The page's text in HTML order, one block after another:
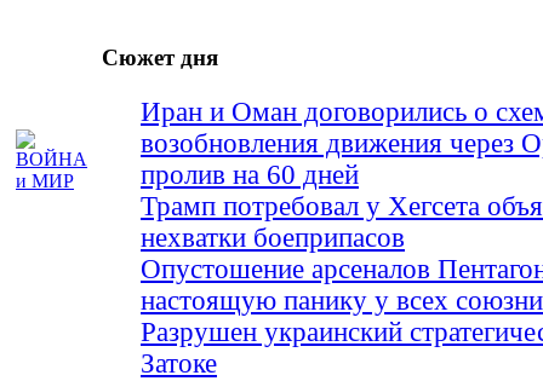
Сюжет дня
Иран и Оман договорились о
возобновления движения через
пролив на 60 дней
Трамп потребовал у Хегсета
нехватки боеприпасов
Опустошение арсеналов
настоящую панику у всех
Разрушен украинский
Затоке